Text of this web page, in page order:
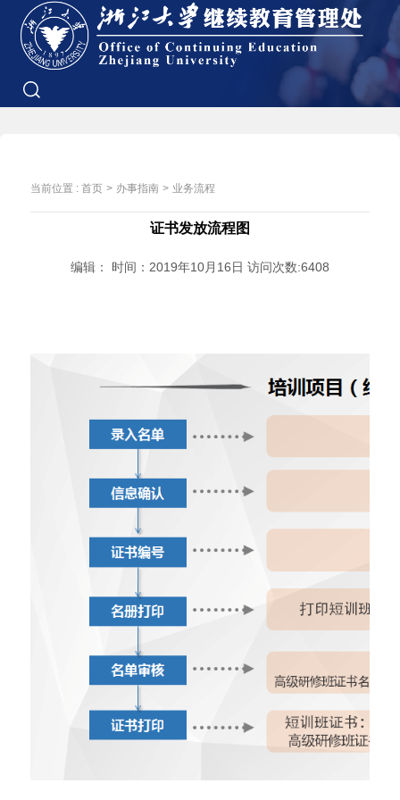
当前位置 : 首页 > 办事指南 > 业务流程
证书发放流程图
编辑： 时间：2019年10月16日 访问次数:6408